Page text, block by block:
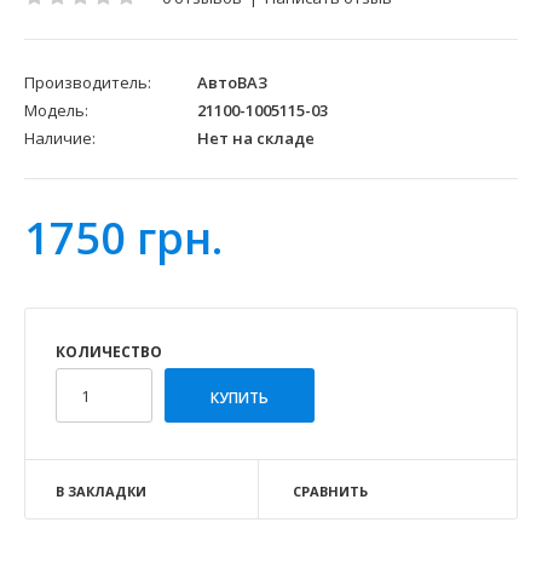
Производитель:
АвтоВАЗ
Модель:
21100-1005115-03
Наличие:
Нет на складе
1750 грн.
КОЛИЧЕСТВО
В ЗАКЛАДКИ СРАВНИТЬ